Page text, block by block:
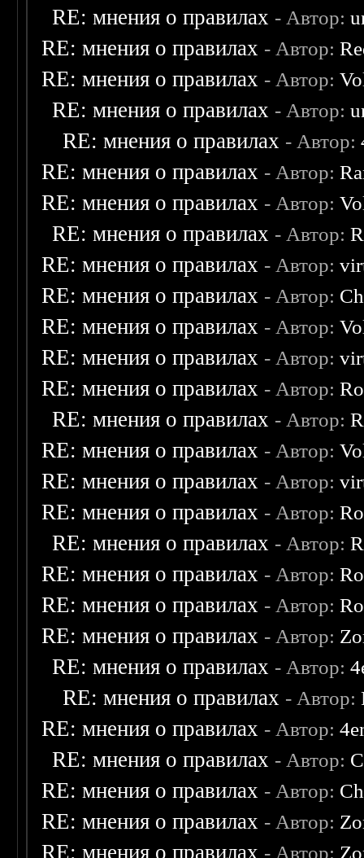
RE: мнения о правилах - Автор:
RE: мнения о правилах - Автор:
RE: мнения о правилах - Автор:
RE: мнения о правилах - Автор:
RE: мнения о правилах - Автор:
RE: мнения о правилах - Автор:
RE: мнения о правилах - Автор:
RE: мнения о правилах - Автор:
RE: мнения о правилах - Автор:
RE: мнения о правилах - Автор:
RE: мнения о правилах - Автор:
RE: мнения о правилах - Автор:
RE: мнения о правилах - Автор:
RE: мнения о правилах - Автор:
RE: мнения о правилах - Автор:
RE: мнения о правилах - Автор:
RE: мнения о правилах - Автор:
RE: мнения о правилах - Автор:
RE: мнения о правилах - Автор:
RE: мнения о правилах - Автор:
RE: мнения о правилах - Автор:
RE: мнения о правилах - Автор:
RE: мнения о правилах - Автор:
RE: мнения о правилах - Автор:
RE: мнения о правилах - Автор:
RE: мнения о правилах - Автор:
RE: мнения о правилах - Автор:
RE: мнения о правилах - Автор: